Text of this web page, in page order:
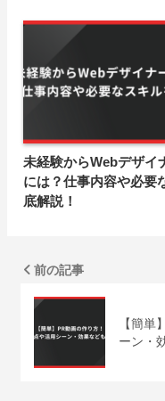
未経験からWebデザイ
には？仕事内容や必要
底解説！
前の記事
【簡単
ーン・